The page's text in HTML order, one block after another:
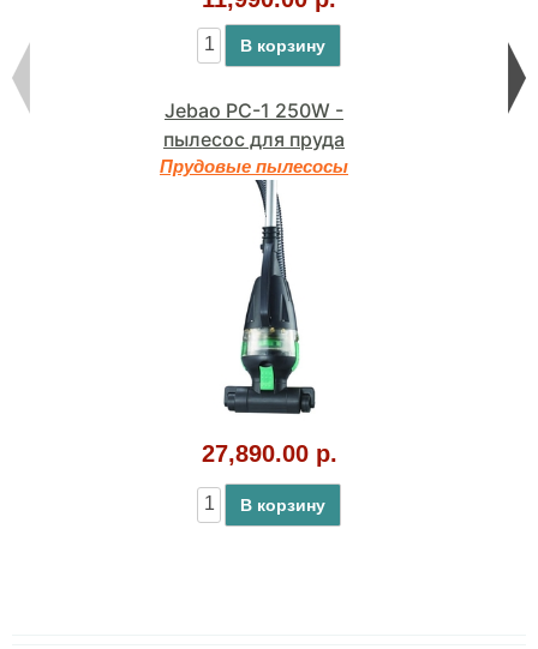
В корзину
Jebao PC-1 250W -
пылесос для пруда
Прудовые пылесосы
27,890.00 р.
В корзину